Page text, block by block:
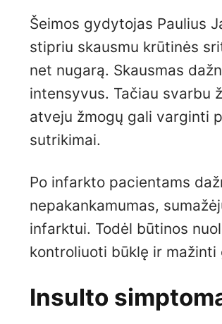
Šeimos gydytojas Paulius
stipriu skausmu krūtinės
net nugarą. Skausmas
intensyvus. Tačiau svarbu
atveju žmogų gali varginti
sutrikimai.
Po infarkto pacientams
nepakankamumas,
infarktui. Todėl būtinos
kontroliuoti būklę ir mažinti
Insulto